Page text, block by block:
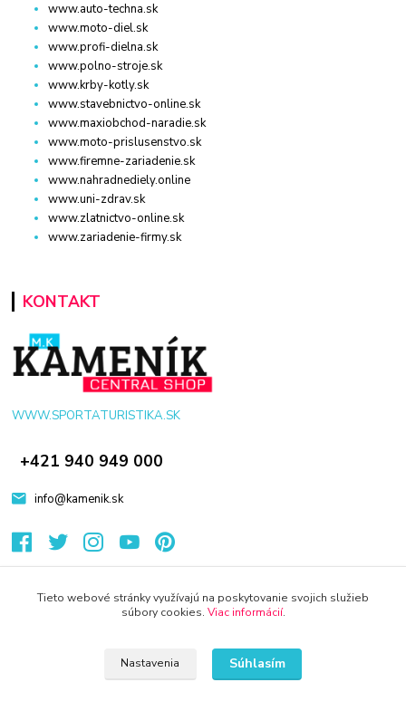
www.auto-techna.sk
www.moto-diel.sk
www.profi-dielna.sk
www.polno-stroje.sk
www.krby-kotly.sk
www.stavebnictvo-online.sk
www.maxiobchod-naradie.sk
www.moto-prislusenstvo.sk
www.firemne-zariadenie.sk
www.nahradnediely.online
www.uni-zdrav.sk
www.zlatnictvo-online.sk
www.zariadenie-firmy.sk
KONTAKT
WWW.SPORTATURISTIKA.SK
+421 940 949 000
info@kamenik.sk
Eshop-rychlo.sk
Tieto webové stránky využívajú na poskytovanie svojich služieb
súbory cookies. Viac informácií.
Nastavenia Súhlasím